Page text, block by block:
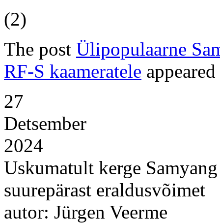
(2)
The post Ülipopulaarne
RF-S kaameratele
27
Detsember
2024
Uskumatult kerge
suurepärast eraldusvõimet
autor: Jürgen Veerme